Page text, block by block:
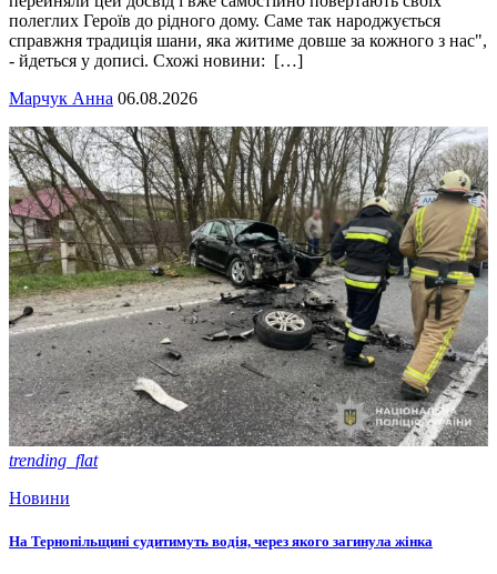
полеглих Героїв до рідного дому. Саме так народжується
справжня традиція шани, яка житиме довше за кожного з нас",
- йдеться у дописі. Схожі новини: […]
Марчук Анна 06.08.2026
trending_flat
Новини
На Тернопільщині судитимуть водія, через якого загинула жінка